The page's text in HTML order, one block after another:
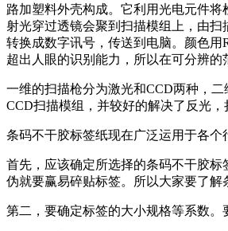
路加塑料外壳构成。它利用光电元件
射光穿过透镜会聚到扫描模组上，由
转换成数字讯号，传送到电脑。颜色
超出人眼的识别能力，所以在可分辨
一维的扫描枪分为激光和CCD两种，
CCD扫描模组，并较好的解决了反光
条码不干胶标签纸现在广泛运用于各个
首先，应该确定所选择的条码不干胶
伪就要赢易碎贴标签。所以大家要了解
第二，要确定标签的大小规格等系数。